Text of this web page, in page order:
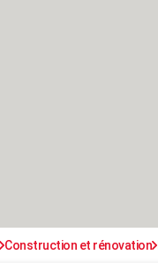
Construction et rénovation